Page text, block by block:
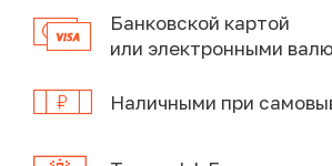
Банковской картой
или электронными
Наличными при